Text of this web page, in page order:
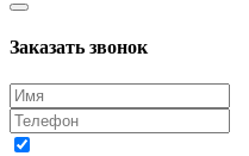
Заказать звонок